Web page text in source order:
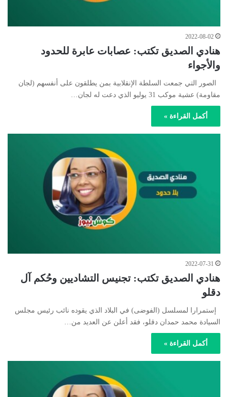
2022-08-02
هنادي الصديق تكتب: عصابات عابرة للحدود
والأجواء
الصور التي جمعت السلطة الإنقلابية بمن يطلقون على أنفسهم (لجان
مقاومة) عشية موكب 31 يوليو الذي دعت له لجان…
أكمل القراءة »
2022-07-31
هنادي الصديق تكتب: تجنيس التشاديين وحُكم آل
دقلو
إستمرارا لمسلسل (الفوضى) في البلاد الذي يقوده نائب رئيس مجلس
السيادة محمد حمدان دقلو، فقد أعلن عن العديد من…
أكمل القراءة »